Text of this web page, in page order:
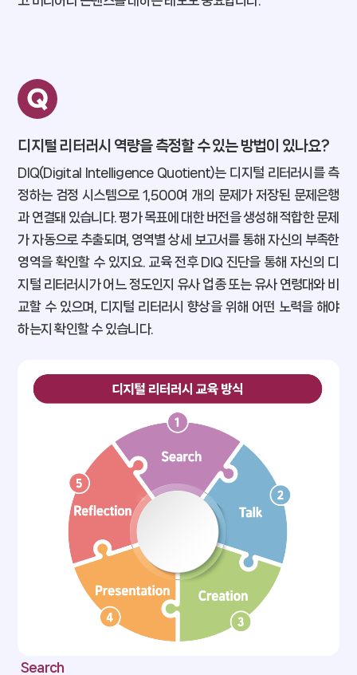
디지털 리터러시 역량을 측정할 수 있는 방법이 있나요?
DIQ(Digital Intelligence Quotient)는 디지털 리터러시를 측
정하는 검정 시스템으로 1,500여 개의 문제가 저장된 문제은행
과 연결돼 있습니다. 평가 목표에 대한 버전을 생성해 적합한 문제
가 자동으로 추출되며, 영역별 상세 보고서를 통해 자신의 부족한
영역을 확인할 수 있지요. 교육 전후 DIQ 진단을 통해 자신의 디
지털 리터러시가 어느 정도인지 유사 업종 또는 유사 연령대와 비
교할 수 있으며, 디지털 리터러시 향상을 위해 어떤 노력을 해야
하는지 확인할 수 있습니다.
Search